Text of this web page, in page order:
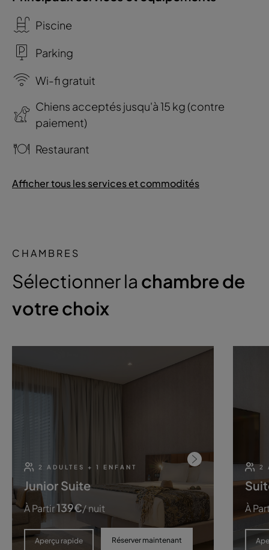
Piscine
Parking
Wi-fi gratuit
Chiens acceptés jusqu'à 15 kg (contre
paiement)
Restaurant
Afficher tous les services et commodités
CHAMBRES
Sélectionner la chambre de
votre choix
2 ADULTES + 1 ENFANT
Junior Suite
À Partir139€/ nuit
Aperçu rapide Réserver maintenant
2
À